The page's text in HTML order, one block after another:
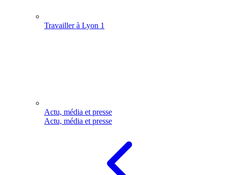
Travailler à Lyon 1
Actu, média et presse
Actu, média et presse